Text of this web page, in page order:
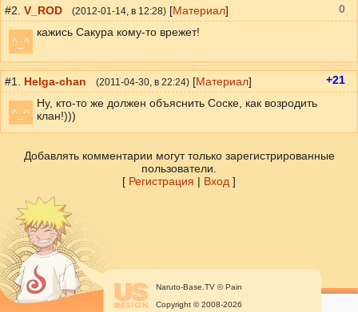
#2. V_ROD (2012-01-14 , в 12:28) [Материал]
^_^
кажись Сакура кому-то врежет!
0
#1. Helga-chan (2011-04-30 , в 22:24) [Материал]
^_^
Ну, кто-то же должен объяснить Соске, как возродить
клан!)))
+21
Добавлять комментарии могут только зарегистрированные
пользователи.
[ Регистрация | Вход ]
Naruto-Base.TV © Pain
Copyright © 2008-2026